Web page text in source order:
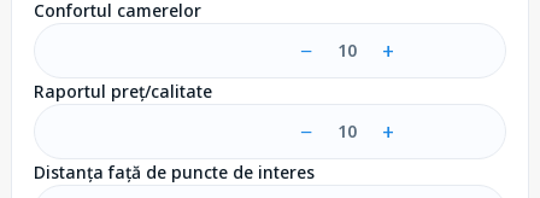
Confortul camerelor
− 10 +
Raportul preț/calitate
− 10 +
Distanța față de puncte de interes